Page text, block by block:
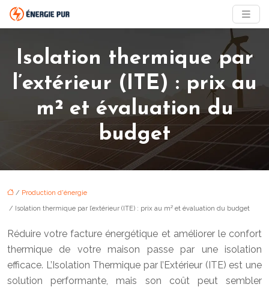
Isolation thermique par
l’extérieur (ITE) : prix au
m² et évaluation du
budget
/ Production d'énergie
/ Isolation thermique par l’extérieur (ITE) : prix au m² et évaluation du budget
Réduire votre facture énergétique et améliorer le confort
thermique de votre maison passe par une isolation
efficace. L’Isolation Thermique par l’Extérieur (ITE) est une
solution performante, mais son coût peut sembler